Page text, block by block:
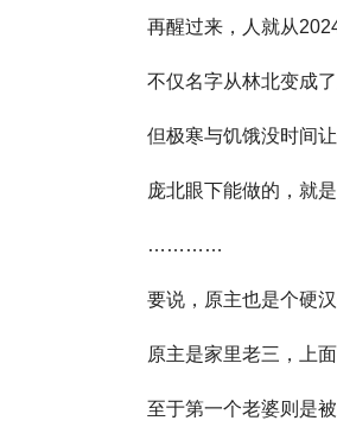
再醒过来，人就从
不仅名字从林北变成
但极寒与饥饿没时间
庞北眼下能做的，就
…………
要说，原主也是个硬
原主是家里老三，上
至于第一个老婆则是